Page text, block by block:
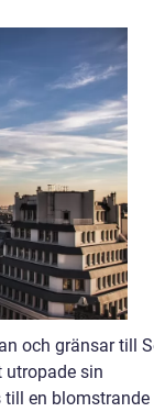
och gränsar till
utropade sin
till en blomstrande